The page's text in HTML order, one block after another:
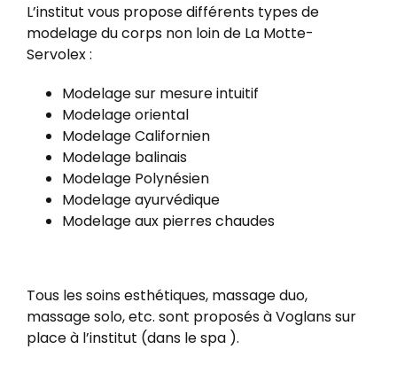
L’institut vous propose différents types de
modelage du corps non loin de La Motte-
Servolex :
Modelage sur mesure intuitif
Modelage oriental
Modelage Californien
Modelage balinais
Modelage Polynésien
Modelage ayurvédique
Modelage aux pierres chaudes
Tous les soins esthétiques, massage duo,
massage solo, etc. sont proposés à Voglans sur
place à l’institut (dans le spa ).